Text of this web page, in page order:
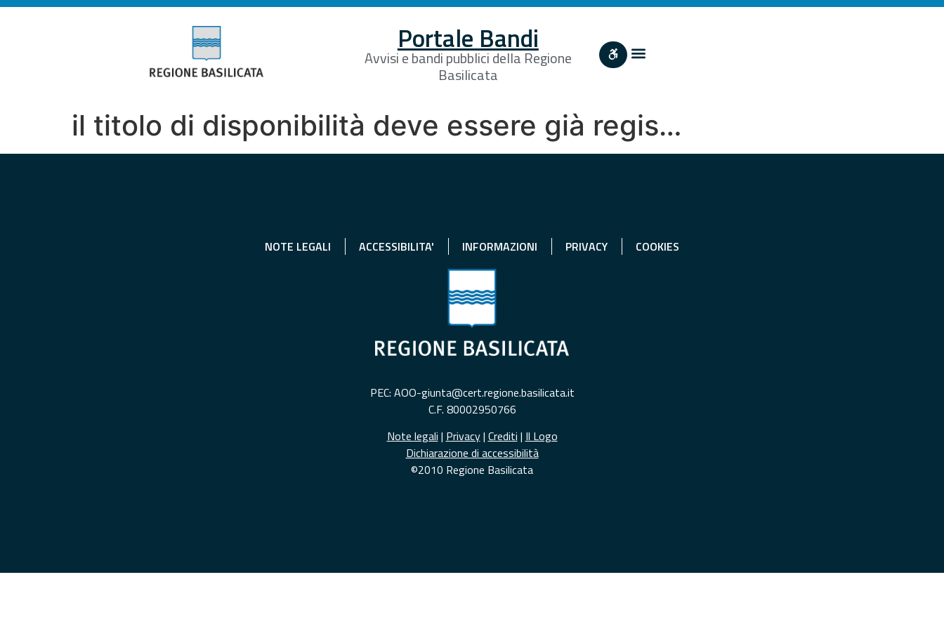
Portale Bandi
Avvisi e bandi pubblici della Regione
Basilicata
il titolo di disponibilità deve essere già regis…
NOTE LEGALI ACCESSIBILITA' INFORMAZIONI PRIVACY COOKIES
PEC: AOO-giunta@cert.regione.basilicata.it
C.F. 80002950766
Note legali | Privacy| Crediti | Il Logo
Dichiarazione di accessibilità
©2010 Regione Basilicata